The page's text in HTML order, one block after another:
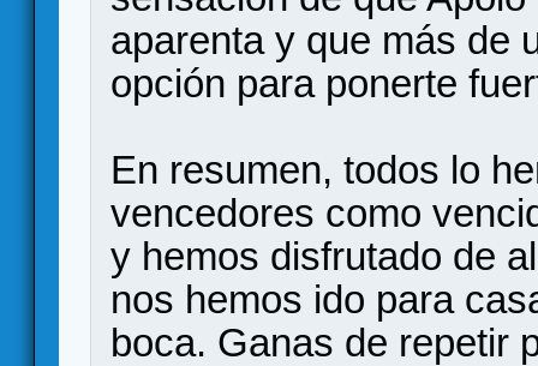
aparenta y que más de
opción para ponerte
En resumen, todos lo
vencedores como
y hemos disfrutado de
nos hemos ido para
boca. Ganas de repetir